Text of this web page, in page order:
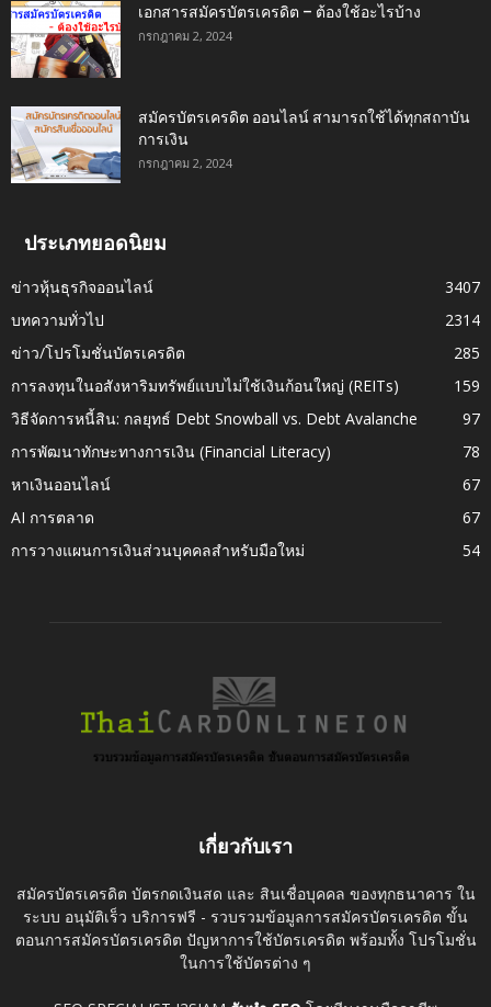
เอกสารสมัครบัตรเครดิต – ต้องใช้อะไรบ้าง
กรกฎาคม 2, 2024
สมัครบัตรเครดิต ออนไลน์ สามารถใช้ได้ทุกสถาบัน
การเงิน
กรกฎาคม 2, 2024
ประเภทยอดนิยม
ข่าวหุ้นธุรกิจออนไลน์
3407
บทความทั่วไป
2314
ข่าว/โปรโมชั่นบัตรเครดิต
285
การลงทุนในอสังหาริมทรัพย์แบบไม่ใช้เงินก้อนใหญ่ (REITs)
159
วิธีจัดการหนี้สิน: กลยุทธ์ Debt Snowball vs. Debt Avalanche
97
การพัฒนาทักษะทางการเงิน (Financial Literacy)
78
หาเงินออนไลน์
67
AI การตลาด
67
การวางแผนการเงินส่วนบุคคลสำหรับมือใหม่
54
เกี่ยวกับเรา
สมัครบัตรเครดิต บัตรกดเงินสด และ สินเชื่อบุคคล ของทุกธนาคาร ใน
ระบบ อนุมัติเร็ว บริการฟรี - รวบรวมข้อมูลการสมัครบัตรเครดิต ขั้น
ตอนการสมัครบัตรเครดิต ปัญหาการใช้บัตรเครดิต พร้อมทั้ง โปรโมชั่น
ในการใช้บัตรต่าง ๆ